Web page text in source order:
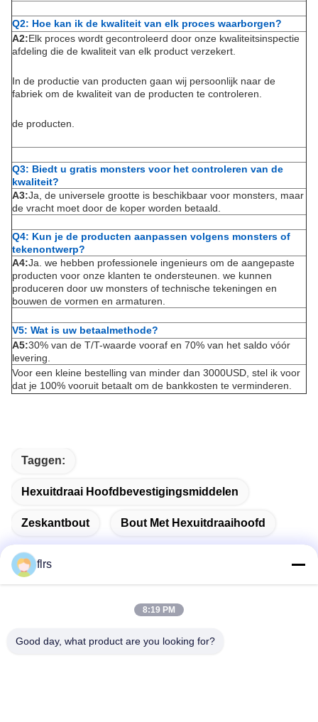
Q2: Hoe kan ik de kwaliteit van elk proces waarborgen?
A2:Elk proces wordt gecontroleerd door onze kwaliteitsinspectie
afdeling die de kwaliteit van elk product verzekert.
In de productie van producten gaan wij persoonlijk naar de
fabriek om de kwaliteit van de producten te controleren.
de producten.
Q3: Biedt u gratis monsters voor het controleren van de
kwaliteit?
A3:Ja, de universele grootte is beschikbaar voor monsters, maar
de vracht moet door de koper worden betaald.
Q4: Kun je de producten aanpassen volgens monsters of
tekenontwerp?
A4:Ja. we hebben professionele ingenieurs om de aangepaste
producten voor onze klanten te ondersteunen. we kunnen
produceren door uw monsters of technische tekeningen en
bouwen de vormen en armaturen.
V5: Wat is uw betaalmethode?
A5:30% van de T/T-waarde vooraf en 70% van het saldo vóór
levering.
Voor een kleine bestelling van minder dan 3000USD, stel ik voor
dat je 100% vooruit betaalt om de bankkosten te verminderen.
Taggen:
Hexuitdraai Hoofdbevestigingsmiddelen
Zeskantbout Bout Met Hexuitdraaihoofd
Adres
flrs
8:19 PM
Good day, what product are you looking for?